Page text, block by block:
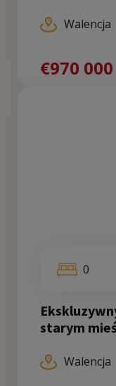
Walencja
€970 000
0
starym
Walencja